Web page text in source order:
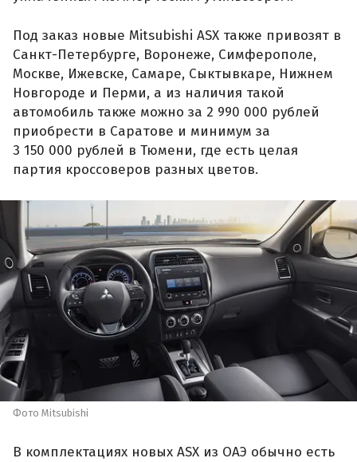
Под заказ новые Mitsubishi ASX также привозят в
Санкт-Петербурге, Воронеже, Симферополе,
Москве, Ижевске, Самаре, Сыктывкаре, Нижнем
Новгороде и Перми, а из наличия такой
автомобиль также можно за 2 990 000 рублей
приобрести в Саратове и минимум за
3 150 000 рублей в Тюмени, где есть целая
партия кроссоверов разных цветов.
Фото Mitsubishi
В комплектациях новых ASX из ОАЭ обычно есть